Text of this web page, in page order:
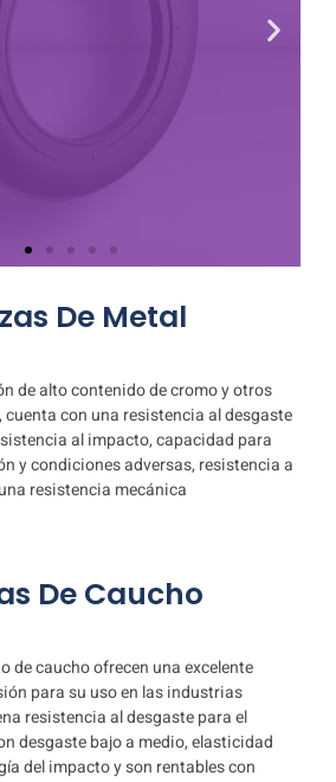
de placas
De Metal
de alto contenido de cromo y otros
con una resistencia al desgaste
al impacto, capacidad para
y condiciones adversas, resistencia a
resistencia mecánica
De Caucho
de caucho ofrecen una excelente
para su uso en las industrias
resistencia al desgaste para el
desgaste bajo a medio, elasticidad
del impacto y son rentables con